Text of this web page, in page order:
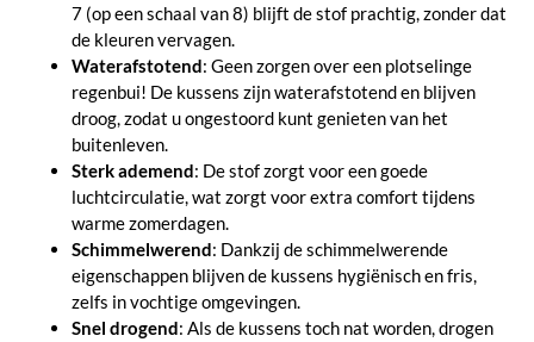
7 (op een schaal van 8) blijft de stof prachtig, zonder dat
de kleuren vervagen.
Waterafstotend: Geen zorgen over een plotselinge
regenbui! De kussens zijn waterafstotend en blijven
droog, zodat u ongestoord kunt genieten van het
buitenleven.
Sterk ademend: De stof zorgt voor een goede
luchtcirculatie, wat zorgt voor extra comfort tijdens
warme zomerdagen.
Schimmelwerend: Dankzij de schimmelwerende
eigenschappen blijven de kussens hygiënisch en fris,
zelfs in vochtige omgevingen.
Snel drogend: Als de kussens toch nat worden, drogen